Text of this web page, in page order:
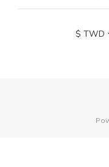
$ TWD